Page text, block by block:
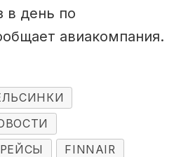
в день по
авиакомпания.
РЕЙСЫ FINNAIR